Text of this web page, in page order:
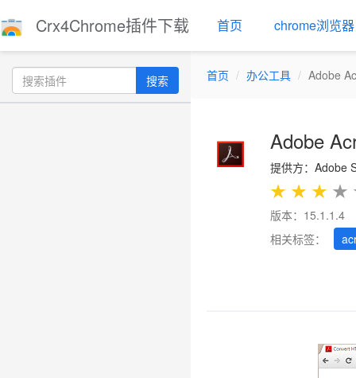
Crx4Chrome插件下载 首页 chrome浏览器
搜索 首页 办公工具 Adobe
Adobe
提供方：Adobe
★ ★ ★ ★
版本：15.1.1.4
相关标签：